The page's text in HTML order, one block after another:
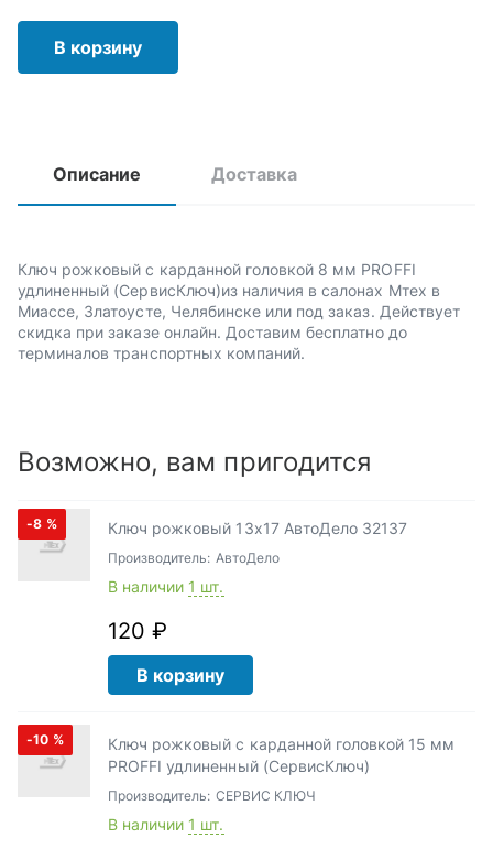
В корзину
Описание Доставка
Ключ рожковый с карданной головкой 8 мм PROFFI
удлиненный (СервисКлюч)из наличия в салонах Мтех в
Миассе, Златоусте, Челябинске или под заказ. Действует
скидка при заказе онлайн. Доставим бесплатно до
терминалов транспортных компаний.
Возможно, вам пригодится
-8 % Ключ рожковый 13х17 АвтоДело 32137
Производитель: АвтоДело
В наличии 1 шт.
120 ₽
В корзину
-10 %
Ключ рожковый с карданной головкой 15 мм
PROFFI удлиненный (СервисКлюч)
Производитель: СЕРВИС КЛЮЧ
В наличии 1 шт.